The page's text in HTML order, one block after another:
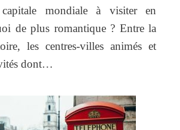
mondiale à visiter en
de plus romantique ? Entre la
les centres-villes animés et
dont…